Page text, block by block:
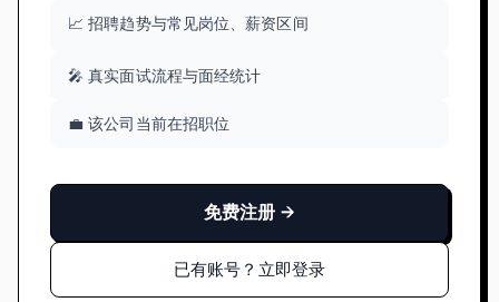
📈 招聘趋势与常见岗位、薪资区间
🎤 真实面试流程与面经统计
💼 该公司当前在招职位
免费注册 →
已有账号？立即登录